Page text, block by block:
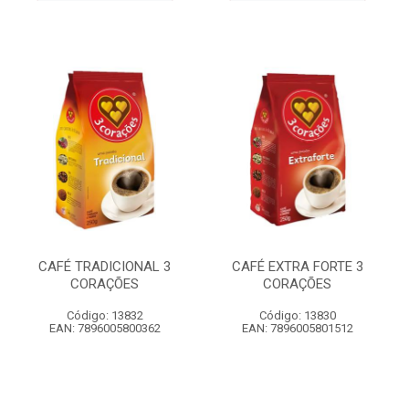
CAFÉ TRADICIONAL 3
CORAÇÕES
Código: 13832
EAN: 7896005800362
CAFÉ EXTRA FORTE 3
CORAÇÕES
Código: 13830
EAN: 7896005801512